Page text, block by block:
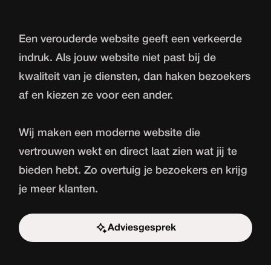
Een verouderde website geeft een verkeerde
indruk. Als jouw website niet past bij de
kwaliteit van je diensten, dan haken bezoekers
af en kiezen ze voor een ander.
Wij maken een moderne website die
vertrouwen wekt en direct laat zien wat jij te
bieden hebt. Zo overtuig je bezoekers en krijg
je meer klanten.
Adviesgesprek
Start de uitdaging